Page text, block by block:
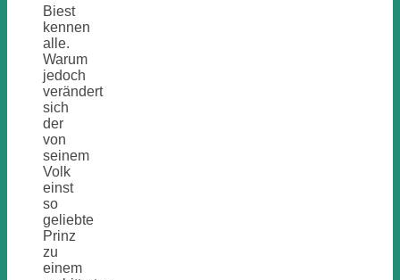
Biest
kennen
alle.
Warum
jedoch
verändert
sich
der
von
seinem
Volk
einst
so
geliebte
Prinz
zu
einem